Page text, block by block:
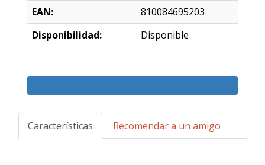
EAN:
810084695203
Disponibilidad:
Disponible
Características Recomendar a un amigo